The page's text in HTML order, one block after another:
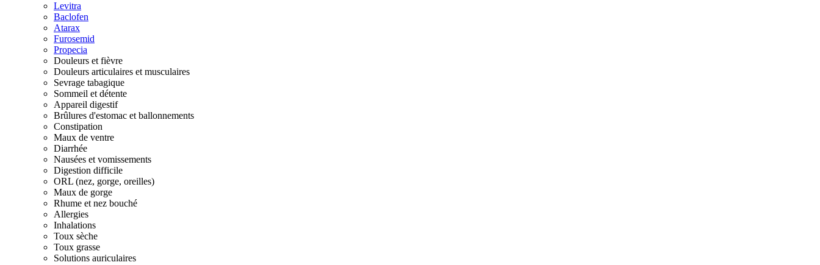
Levitra
Baclofen
Atarax
Furosemid
Propecia
Douleurs et fièvre
Douleurs articulaires et musculaires
Sevrage tabagique
Sommeil et détente
Appareil digestif
Brûlures d'estomac et ballonnements
Constipation
Maux de ventre
Diarrhée
Nausées et vomissements
Digestion difficile
ORL (nez, gorge, oreilles)
Maux de gorge
Rhume et nez bouché
Allergies
Inhalations
Toux sèche
Toux grasse
Solutions auriculaires